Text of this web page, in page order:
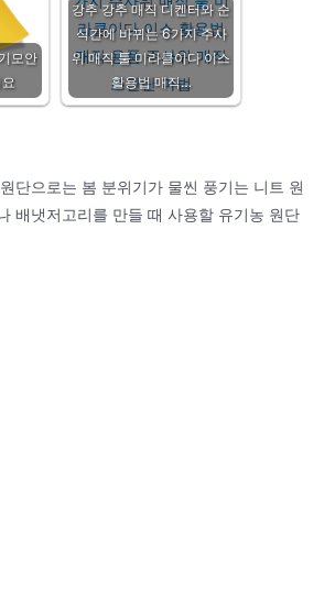
모안
강추 강추 매직 디켄터와 순
식간에 바뀌는 6가지 주사
위 매직 툴 미라클이다 이스
활용법 매직…
단으로는 봄 분위기가 물씬 풍기는 니트 원
배냇저고리를 만들 때 사용할 유기농 원단